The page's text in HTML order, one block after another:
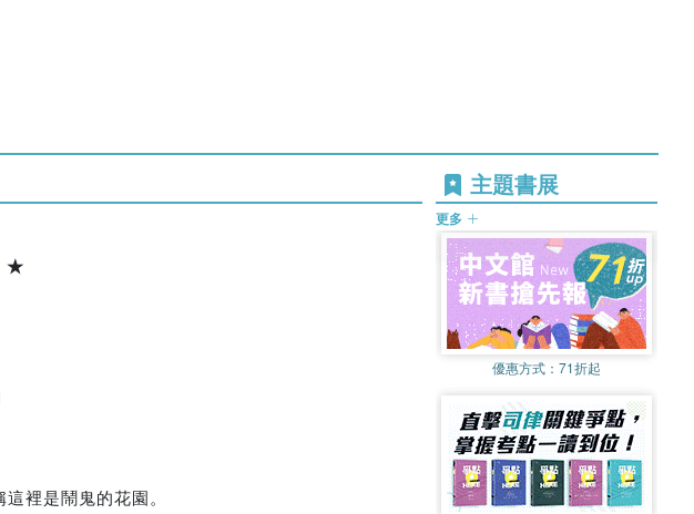
★
裡是鬧鬼的花園。
主題書展
更多
優惠方式： 71折起